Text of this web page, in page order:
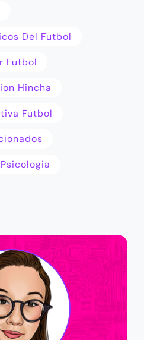
Del Futbol
Futbol
Hincha
Futbol